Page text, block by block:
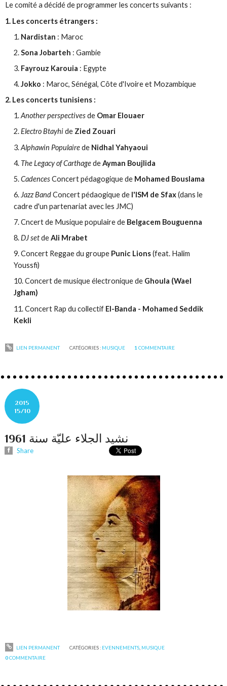
Le comité a décidé de programmer les concerts suivants :
1. Les concerts étrangers :
Nardistan : Maroc
Sona Jobarteh : Gambie
Fayrouz Karouia : Egypte
Jokko : Maroc, Sénégal, Côte d'Ivoire et Mozambique
2. Les concerts tunisiens :
Another perspectivesde Omar Elouaer
Electro Btayhide Zied Zouari
Alphawin Populairede Nidhal Yahyaoui
The Legacy of CarthagedeAyman Boujlida
CadencesConcert pédagogique deMohamed Bouslama
Jazz BandConcert pédaogique del'ISM de Sfax(dans le
cadre d'un partenariat avec les JMC)
Cncert de Musique populaire de Belgacem Bouguenna
DJ setdeAli Mrabet
Concert Reggae du groupe Punic Lions(feat. Halim
Youssfi)
Concert de musique électronique de Ghoula (Wael
Jgham)
Concert Rap du collectif El-Banda - Mohamed Seddik
Kekli
LIEN PERMANENT CATÉGORIES : MUSIQUE 1 COMMENTAIRE
2015
15/10
نشيد الجلاء عليّة سنة 1961
Share
LIEN PERMANENT CATÉGORIES : EVENNEMENTS, MUSIQUE
0COMMENTAIRE